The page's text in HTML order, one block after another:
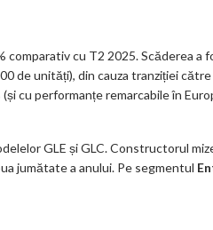
comparativ cu T2 2025. Scăderea a
de unități), din cauza tranziției
cu performanțe remarcabile în
GLE și GLC. Constructorul
jumătate a anului. Pe segmentul